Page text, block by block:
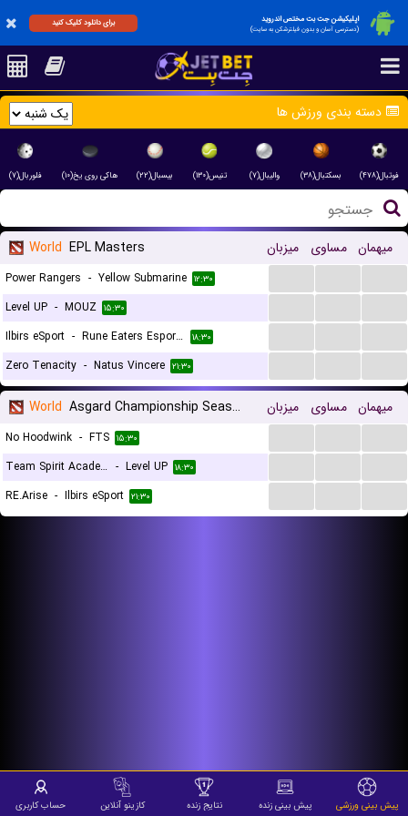
اپلیکیشن جت بت مختص اندروید
(دسترسی آسان و بدون فیلترشکن به سایت)
برای دانلود کلیک کنید
دسته بندی ورزش ها
فوتبال(۴۷۸) بسکتبال(۳۸) والیبال(۷) تنیس(۱۳۰) بیسبال(۲۲) هاکی روی یخ(۱۰) فلوربال(۷)
World EPL Masters میزبان مساوی میهمان
Power Rangers - Yellow Submarine ۱۲:۳۰
Level UP - MOUZ ۱۵:۳۰
Ilbirs eSport - Rune Eaters Esports ۱۸:۳۰
Zero Tenacity - Natus Vincere ۲۱:۳۰
World Asgard Championship Season میزبان مساوی میهمان
No Hoodwink - FTS ۱۵:۳۰
Team Spirit Academy - Level UP ۱۸:۳۰
RE.Arise - Ilbirs eSport ۲۱:۳۰
پیش بینی ورزشی پیش بینی زنده نتایج زنده کازینو آنلاین حساب کاربری